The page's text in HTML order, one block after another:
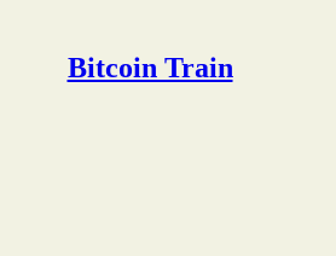
Bitcoin Train